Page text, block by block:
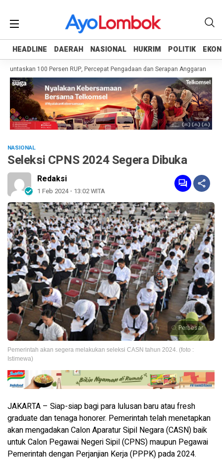
HEADLINE DAERAH NASIONAL HUKRIM POLITIK
HEADLINE DAERAH NASIONAL HUKRIM POLITIK
100 Persen RUP, Percepat Pengadaan dan Serapan Anggaran
NASIONAL
Seleksi CPNS 2024 Segera Dibuka
Redaksi
1 Feb 2024 - 13:02 WITA
Perbesar
Pemerintah akan segera melakukan seleksi CASN tahun 2024. (foto :
Istimewa)
JAKARTA – Siap-siap bagi para lulusan baru atau fresh
graduate dan tenaga honorer. Pemerintah telah menetapkan
akan mengadakan Calon Aparatur Sipil Negara (CASN) baik
untuk Calon Pegawai Negeri Sipil (CPNS) maupun Pegawai
Pemerintah dengan Perjanjian Kerja (PPPK) pada 2024.